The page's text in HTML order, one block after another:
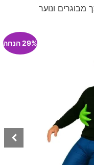
ונוער
29% הנחה